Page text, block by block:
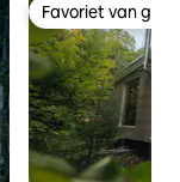
Favoriet van
Favoriet van